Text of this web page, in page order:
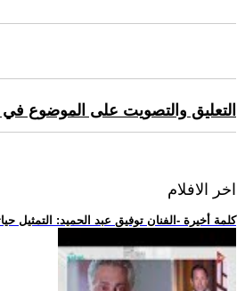
التعليق والتصويت على الموضوع في
اخر الافلام
.. كلمة أخيرة -الفنان توفيق عبد الحميد: التمثيل